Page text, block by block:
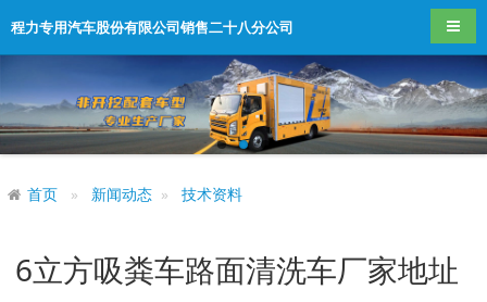
程力专用汽车股份有限公司销售二十八分公司 导航
首页 新闻动态 技术资料
6立方吸粪车路面清洗车厂家地址